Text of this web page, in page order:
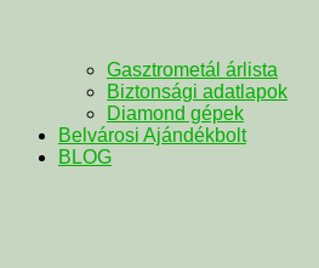
Gasztrometál árlista
Biztonsági adatlapok
Diamond gépek
Belvárosi Ajándékbolt
BLOG